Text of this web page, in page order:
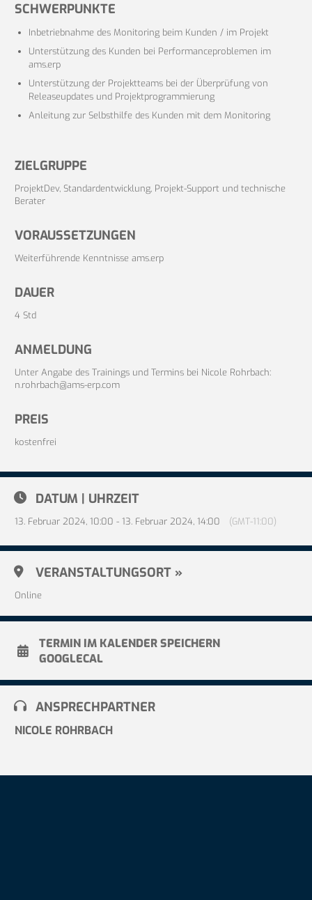
SCHWERPUNKTE
Inbetriebnahme des Monitoring beim Kunden / im Projekt
Unterstützung des Kunden bei Performanceproblemen im
ams.erp
Unterstützung der Projektteams bei der Überprüfung von
Releaseupdates und Projektprogrammierung
Anleitung zur Selbsthilfe des Kunden mit dem Monitoring
ZIELGRUPPE
ProjektDev, Standardentwicklung, Projekt-Support und technische
Berater
VORAUSSETZUNGEN
Weiterführende Kenntnisse ams.erp
DAUER
4 Std
ANMELDUNG
Unter Angabe des Trainings und Termins bei Nicole Rohrbach:
n.rohrbach@ams-erp.com
PREIS
kostenfrei
DATUM | UHRZEIT
13. Februar 2024, 10:00 - 13. Februar 2024, 14:00 (GMT-11:00)
VERANSTALTUNGSORT »
Online
TERMIN IM KALENDER SPEICHERN
GOOGLECAL
ANSPRECHPARTNER
NICOLE ROHRBACH